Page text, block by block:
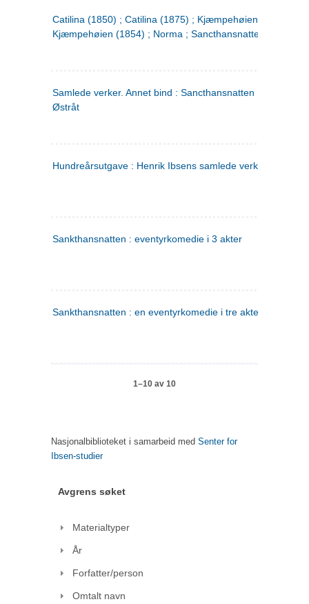
Catilina (1850) ; Catilina (1875) ; Kjæmpehøien (1850) ;
Kjæmpehøien (1854) ; Norma ; Sancthansnatten
Samlede verker. Annet bind : Sancthansnatten ; Fru Inger
Østråt
Hundreårsutgave : Henrik Ibsens samlede verker. 2
Sankthansnatten : eventyrkomedie i 3 akter
Sankthansnatten : en eventyrkomedie i tre akter
1–10 av 10
Nasjonalbiblioteket i samarbeid med Senter for
Ibsen-studier
Avgrens søket
Materialtyper
År
Forfatter/person
Omtalt navn